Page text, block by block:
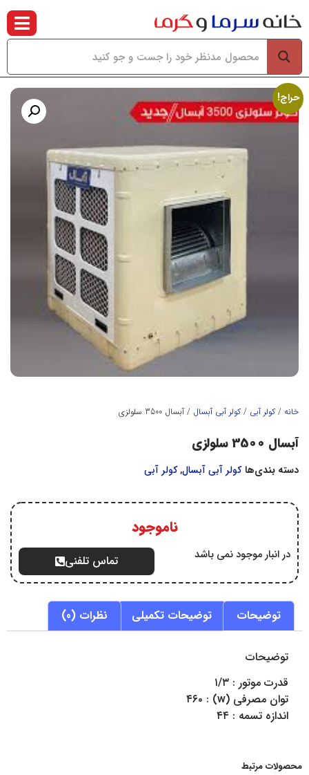
حراج!
خانه / کولر آبي / كولر آبي آبسال / آبسال 3500 سلولزی
آبسال 3500 سلولزی
دسته بندی‌ها كولر آبي آبسال,کولر آبي
ناموجود
در انبار موجود نمی باشد تماس تلفنی
توضیحات توضیحات تکمیلی نظرات (0)
توضیحات
قدرت موتور : ۱/۳
توان مصرفی (w) : ۴۶۰
اندازه تسمه : ۴۴
محصولات مرتبط